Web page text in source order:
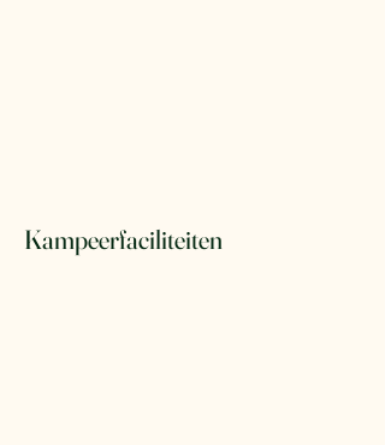
Kampeerfaciliteiten